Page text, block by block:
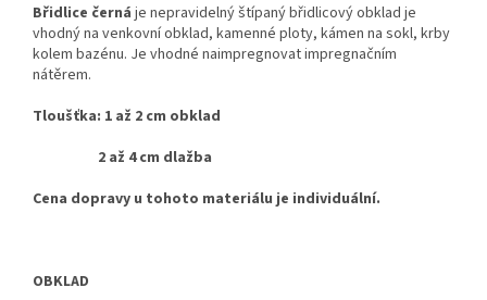
Břidlice černá je nepravidelný štípaný břidlicový obklad je
vhodný na venkovní obklad, kamenné ploty, kámen na sokl, krby
kolem bazénu. Je vhodné naimpregnovat impregnačním
nátěrem.
Tloušťka: 1 až 2 cm obklad
2 až 4 cm dlažba
Cena dopravy u tohoto materiálu je individuální.
OBKLAD